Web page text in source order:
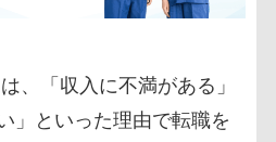
、「収入に不満がある」
」といった理由で転職を